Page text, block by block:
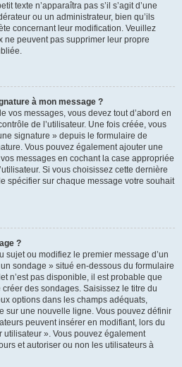
texte n’apparaîtra pas s’il s’agit d’une
ou un administrateur, bien qu’ils
concernant leur modification. Veuillez
ne peuvent pas supprimer leur propre
à mon message ?
vos messages, vous devez tout d’abord en
de l’utilisateur. Une fois créée, vous
signature » depuis le formulaire de
Vous pouvez également ajouter une
messages en cochant la case appropriée
Si vous choisissez cette dernière
spécifier sur chaque message votre souhait
?
sujet ou modifiez le premier message d’un
sondage » situé en-dessous du formulaire
n’est pas disponible, il est probable que
des sondages. Saisissez le titre du
options dans les champs adéquats,
sur une nouvelle ligne. Vous pouvez définir
peuvent insérer en modifiant, lors du
utilisateur ». Vous pouvez également
et autoriser ou non les utilisateurs à